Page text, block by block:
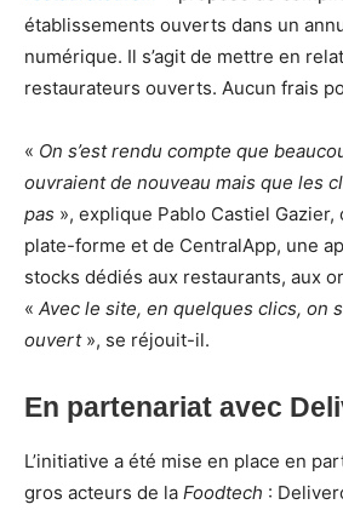
établissements ouverts dans un
numérique. Il s’agit de mettre en
restaurateurs ouverts. Aucun frais
« On s’est rendu compte que
ouvraient de nouveau mais que les
pas », explique Pablo Castiel
plate-forme et de CentralApp, une
stocks dédiés aux restaurants, aux
« Avec le site, en quelques clics, on
ouvert », se réjouit-il.
En partenariat avec
L’initiative a été mise en place en
gros acteurs de la Foodtech :